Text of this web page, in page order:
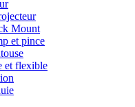
Mount
et pince
et flexible